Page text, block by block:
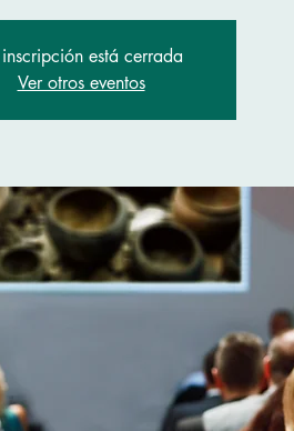
inscripción está cerrada
Ver otros eventos